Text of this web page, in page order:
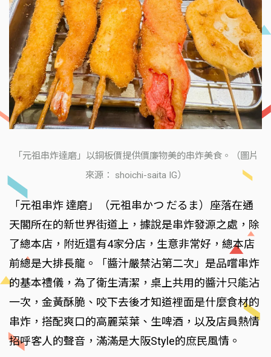
「元祖串炸達磨」以銅板價提供價廉物美的串炸美食。（圖片
來源： shoichi-saita IG）
「元祖串炸 達磨」（元祖串かつ だるま）座落在通
天閣所在的新世界街道上，據說是串炸發源之處，除
了總本店，附近還有4家分店，生意非常好，總本店
前總是大排長龍。「醬汁嚴禁沾第二次」是品嚐串炸
的基本禮儀，為了衛生清潔，桌上共用的醬汁只能沾
一次，金黃酥脆、咬下去後才知道裡面是什麼食材的
串炸，搭配爽口的高麗菜葉、生啤酒，以及店員熱情
招呼客人的聲音，滿滿是大阪Style的庶民風情。